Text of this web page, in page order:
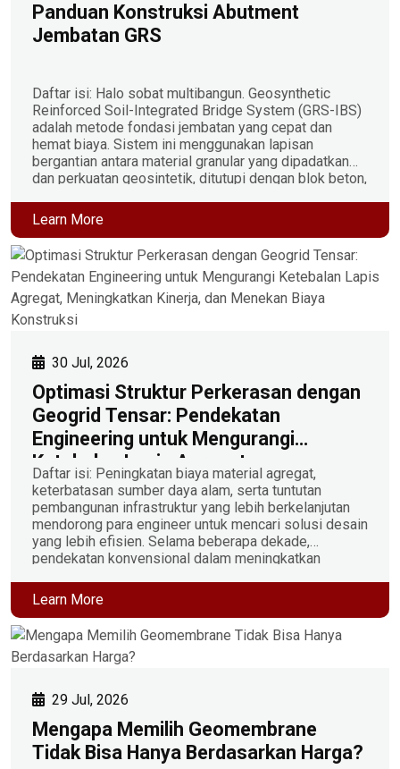
Panduan Konstruksi Abutment
Jembatan GRS
Daftar isi: Halo sobat multibangun. Geosynthetic
Reinforced Soil-Integrated Bridge System (GRS-IBS)
adalah metode fondasi jembatan yang cepat dan
hemat biaya. Sistem ini menggunakan lapisan
bergantian antara material granular yang dipadatkan
dan perkuatan geosintetik, ditutupi dengan blok beton,
langsung tanpa pengecoran beton atau fondasi tiang
pancang dalam. Apa Itu Sistem Jembatan […]
Learn More
30 Jul, 2026
Optimasi Struktur Perkerasan dengan
Geogrid Tensar: Pendekatan
Engineering untuk Mengurangi
Ketebalan Lapis Agregat,
Meningkatkan Kinerja, dan Menekan
Biaya Konstruksi
Daftar isi: Peningkatan biaya material agregat,
keterbatasan sumber daya alam, serta tuntutan
pembangunan infrastruktur yang lebih berkelanjutan
mendorong para engineer untuk mencari solusi desain
yang lebih efisien. Selama beberapa dekade,
pendekatan konvensional dalam meningkatkan
dengan menambah ketebalan lapisan agregat.
Meskipun efektif, pendekatan ini berdampak pada
meningkatnya volume material, biaya transportasi, […]
Learn More
29 Jul, 2026
Mengapa Memilih Geomembrane
Tidak Bisa Hanya Berdasarkan Harga?